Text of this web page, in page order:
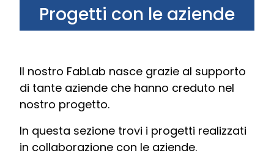
Progetti con le aziende
Il nostro FabLab nasce grazie al supporto
di tante aziende che hanno creduto nel
nostro progetto.
In questa sezione trovi i progetti realizzati
in collaborazione con le aziende.